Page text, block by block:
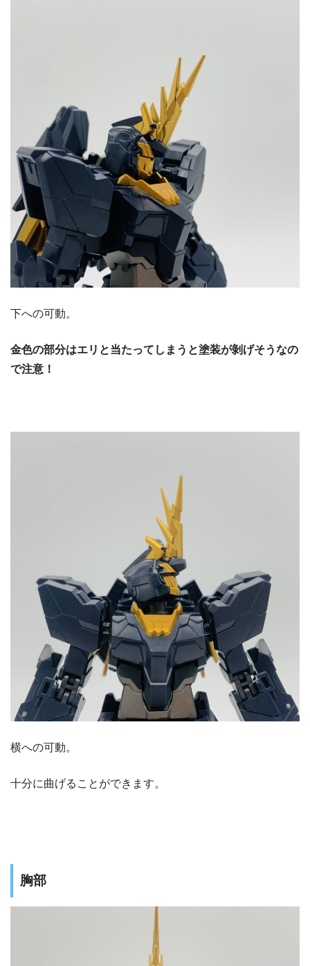
下への可動。
金色の部分はエリと当たってしまうと塗装が剝げそうなの
で注意！
横への可動。
十分に曲げることができます。
胸部